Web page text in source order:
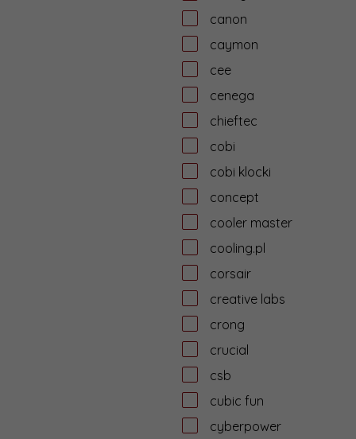
canon
caymon
cee
cenega
chieftec
cobi
cobi klocki
concept
cooler master
cooling.pl
corsair
creative labs
crong
crucial
csb
cubic fun
cyberpower